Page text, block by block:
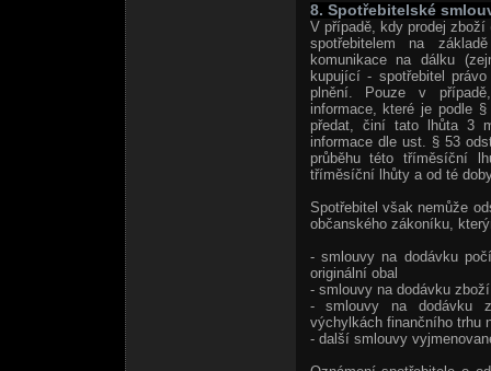
8. Spotřebitelské
V případě, kdy prodej zboží
spotřebitelem na
komunikace na dálku
kupující - spotřebitel
plnění. Pouze v
informace, které je podle
předat, činí tato lhůta 3
informace dle ust. § 53
průběhu této tříměsíční
tříměsíční lhůty a od té
Spotřebitel však nemůže
občanského zákoníku,
- smlouvy na dodávku
originální obal
- smlouvy na dodávku
- smlouvy na dodávku
výchylkách finančního trhu
- další smlouvy